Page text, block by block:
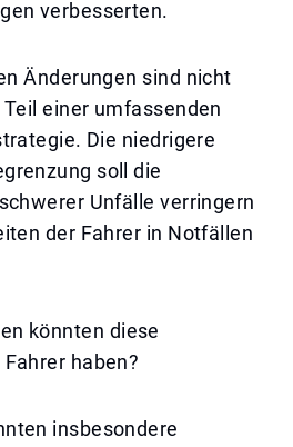
verbesserten.
Änderungen sind nicht
einer umfassenden
Die niedrigere
soll die
Unfälle verringern
der Fahrer in Notfällen
könnten diese
haben?
insbesondere